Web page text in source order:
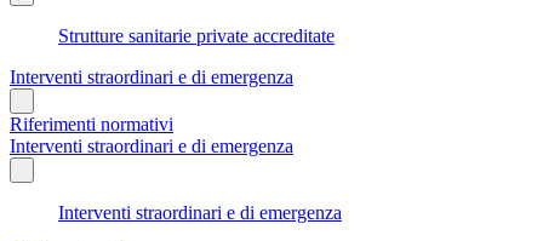
Strutture sanitarie private accreditate
Interventi straordinari e di emergenza
Riferimenti normativi
Interventi straordinari e di emergenza
Interventi straordinari e di emergenza